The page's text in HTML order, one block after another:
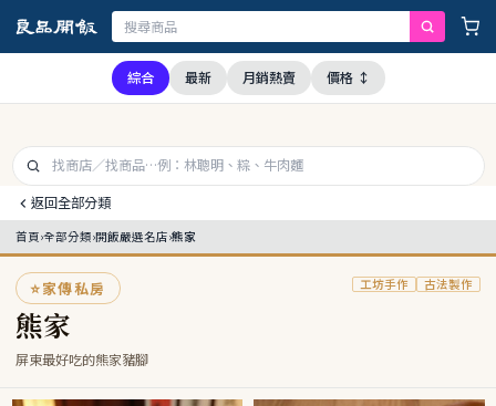
本公司全品項與上游供應商均未採用問題油品，請安心購買食用
綜合 最新 月銷熱賣 價格 ↕
返回全部分類
首頁›全部分類›開飯嚴選名店›熊家
⭐家傳私房
熊家
屏東最好吃的熊家豬腳
工坊手作 古法製作